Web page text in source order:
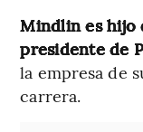
Mindlin es hijo
presidente de
la empresa de
carrera.